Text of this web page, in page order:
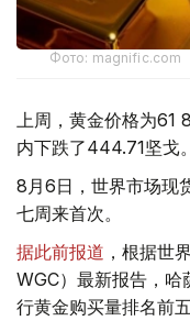
Фото: magnific.com
上周，黄金价格为61
内下跌了444.71坚戈。
8月6日，世界市场现
七周来首次。
据此前报道 ，根据世
WGC）最新报告，
行黄金购买量排名前